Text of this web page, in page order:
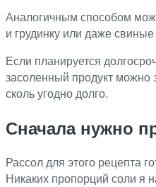
Аналогичным способом
и грудинку или даже
Если планируется
засоленный продукт можно
сколь угодно долго.
Сначала нужно
Рассол для этого рецепта
Никаких пропорций соли я